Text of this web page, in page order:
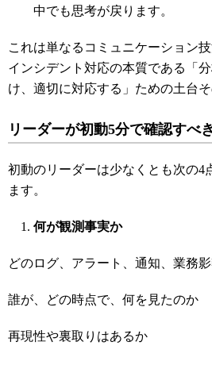
中でも思考が戻ります。
これは単なるコミュニケーション
インシデント対応の本質である「
け、適切に対応する」ための土台そ
リーダーが初動5分で確認すべ
初動のリーダーは少なくとも次の4
ます。
何が観測事実か
どのログ、アラート、通知、業務
誰が、どの時点で、何を見たのか
再現性や裏取りはあるか